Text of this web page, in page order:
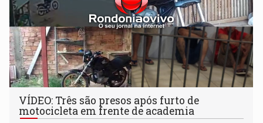
VÍDEO: Três são presos após furto de
motocicleta em frente de academia